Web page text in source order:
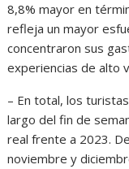
8,8% mayor en
refleja un mayor
concentraron sus
experiencias de alto
– En total, los
largo del fin de
real frente a 2023.
noviembre y